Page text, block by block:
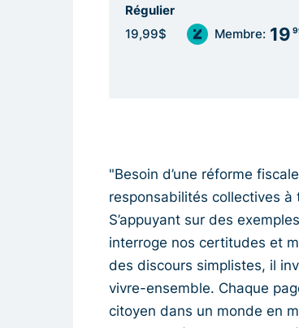
Régulier
19,99$ Membre: 19
"Besoin d’une réforme
responsabilités collectives
S’appuyant sur des
interroge nos certitudes et
des discours simplistes, il
vivre-ensemble. Chaque
citoyen dans un monde en